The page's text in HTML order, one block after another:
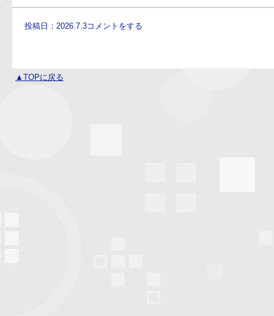
投稿日：2026.7.3コメントをする
▲TOPに戻る